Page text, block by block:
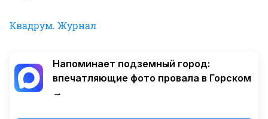
Квадрум. Журнал
Напоминает подземный город:
впечатляющие фото провала в Горском
→